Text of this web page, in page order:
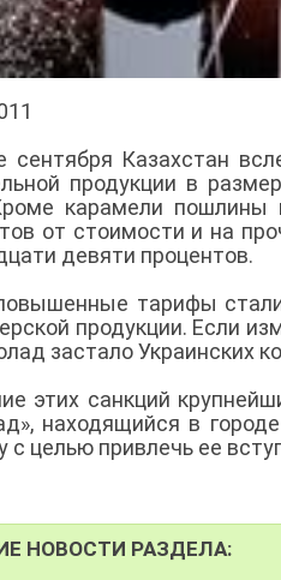
сентября Казахстан
продукции в
карамели
от стоимости и на
девяти процентов.
тарифы
продукции. Если
застало Украинских
этих санкций
находящийся в
с целью привлечь ее
НОВОСТИ РАЗДЕЛА: